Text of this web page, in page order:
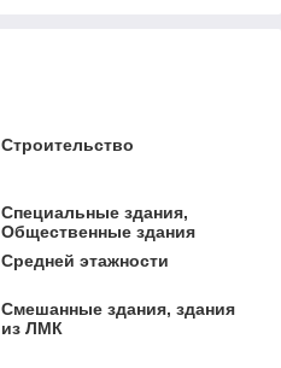
Строительство
Специальные здания,
Общественные здания
Средней этажности
Смешанные здания, здания
из ЛМК